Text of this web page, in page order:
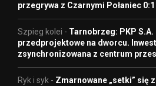
przegrywa z Czarnymi Połaniec
Szpieg kolei - Tarnobrzeg: PKP
przedprojektowe na dworcu.
zsynchronizowana z centrum
Ryk i syk - Zmarnowane „setki” się